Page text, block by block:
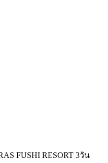
FUSHI RESORT 3วัน